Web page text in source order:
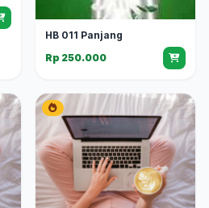
HB 011 Panjang
Rp 250.000